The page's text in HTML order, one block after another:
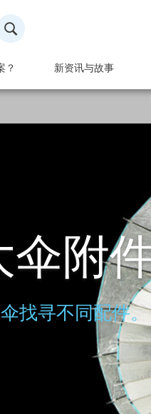
？ 新资讯与故事
伞附
找寻不同配件。